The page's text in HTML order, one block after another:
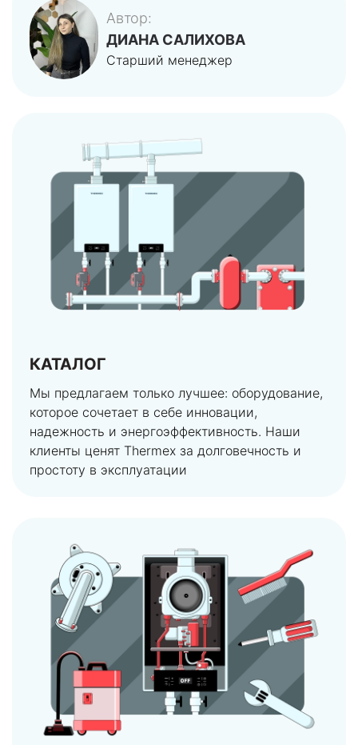
Автор:
ДИАНА САЛИХОВА
Старший менеджер
КАТАЛОГ
Мы предлагаем только лучшее: оборудование,
которое сочетает в себе инновации,
надежность и энергоэффективность. Наши
клиенты ценят Thermex за долговечность и
простоту в эксплуатации